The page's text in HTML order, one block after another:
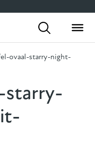
ovaal-starry-night-
starry-